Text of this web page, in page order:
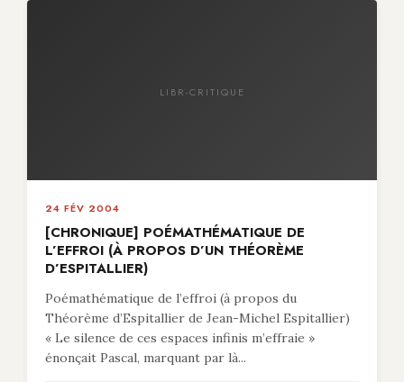
LIBR-CRITIQUE
24 FÉV 2004
[CHRONIQUE] POÉMATHÉMATIQUE DE
L’EFFROI (À PROPOS D’UN THÉORÈME
D’ESPITALLIER)
Poémathématique de l’effroi (à propos du
Théorème d’Espitallier de Jean-Michel Espitallier)
« Le silence de ces espaces infinis m’effraie »
énonçait Pascal, marquant par là...